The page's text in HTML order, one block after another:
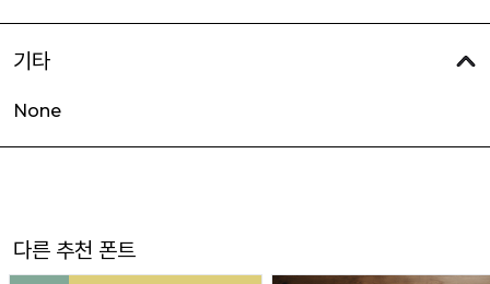
기타
None
다른 추천 폰트